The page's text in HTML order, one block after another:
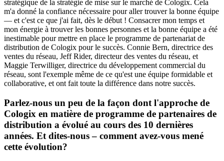
stratégique de la stratégie de mise sur le marché de Cologix. Cela
m'a donné la confiance nécessaire pour aller trouver la bonne équipe
— et c'est ce que j'ai fait, dès le début ! Consacrer mon temps et
mon énergie à trouver les bonnes personnes et la bonne équipe a été
inestimable pour mettre en place le programme de partenariat de
distribution de Cologix pour le succès. Connie Bern, directrice des
ventes du réseau, Jeff Rider, directeur des ventes du réseau, et
Maggie Terwilliger, directrice du développement commercial du
réseau, sont l'exemple même de ce qu'est une équipe formidable et
collaborative, et ont fait toute la différence dans notre succès.
Parlez-nous un peu de la façon dont l'approche de
Cologix en matière de programme de partenaires de
distribution a évolué au cours des 10 dernières
années. Et dites-nous – comment avez-vous mené
cette évolution?